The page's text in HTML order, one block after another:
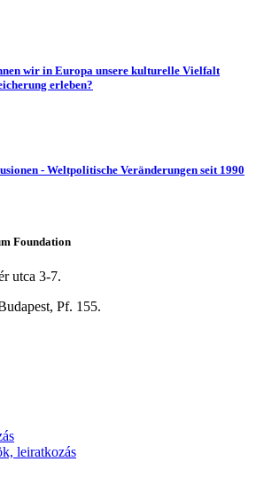
wir in Europa unsere kulturelle Vielfalt
erleben?
- Weltpolitische Veränderungen seit 1990
Foundation
utca 3-7.
Pf. 155.
leiratkozás